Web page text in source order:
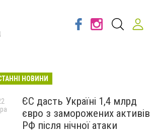
НОВИНИ
ЄС дасть Україні 1,4 млрд
євро з заморожених активів
РФ після нічної атаки